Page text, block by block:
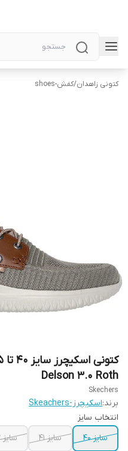
کتونی زاهدان/کفش-shoes
Delson 3.0 Roth
Skechers
برند:اسکیچرز-Skeachers
انتخاب سایز
سایز ۴۰
سایز ۴۱ سایز ۴۲